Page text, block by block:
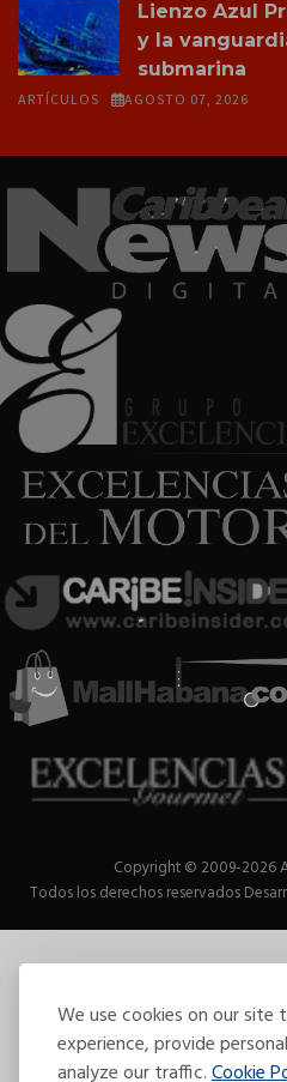
We use cookies on our site
experience, provide
analyze our traffic.Cookie
Lienzo Azul
y la
submarina
ARTÍCULOS AGOSTO 07, 2026
Copyright © 2009-2026
Todos los derechos reservados